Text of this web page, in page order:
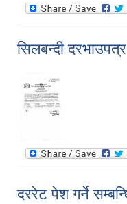
सिलबन्दी
दररेट पेश गर्ने